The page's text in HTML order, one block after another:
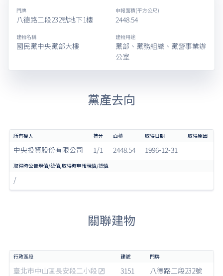
門牌
八德路二段232號地下1樓
申報面積(平方公尺)
2448.54
建物名稱
國民黨中央黨部大樓
建物用途
黨部、黨務組織、黨營事業辦
公室
黨產去向
中央投資股份有限公司 1/1 2448.54 1996-12-31
/
關聯建物
臺北市中山區長安段二小段 3151 八德路二段232號